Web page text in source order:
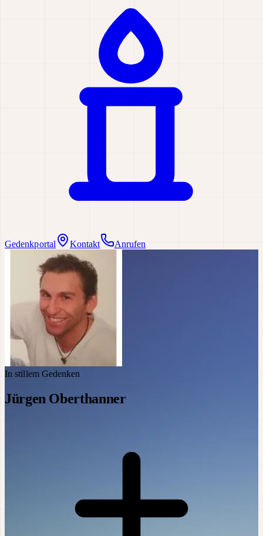
Gedenkportal Kontakt Anrufen
In stillem Gedenken
Jürgen Oberthanner